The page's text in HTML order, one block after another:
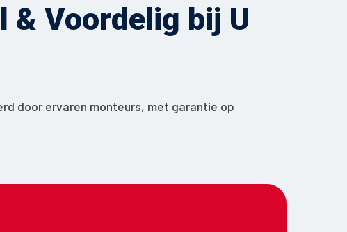
& Voordelig bij U
door ervaren monteurs, met garantie op